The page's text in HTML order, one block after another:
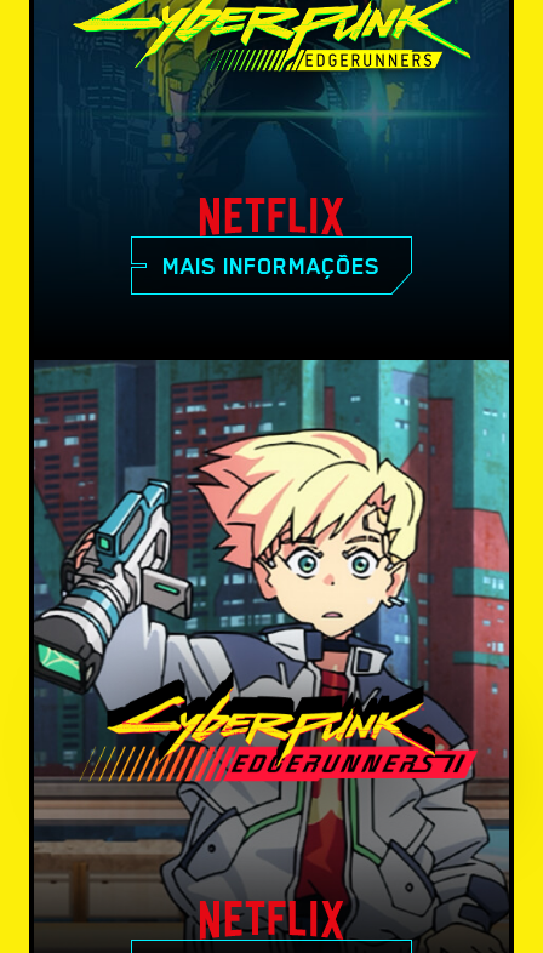
MAIS INFORMAÇÕES